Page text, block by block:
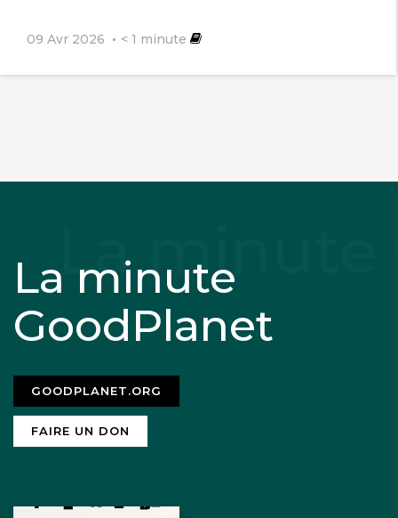
09 Avr 2026 < 1 minute
La minute
GoodPlanet
GOODPLANET.ORG
FAIRE UN DON